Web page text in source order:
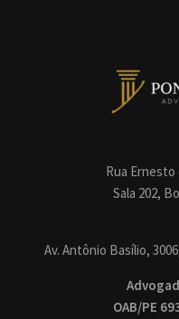
Rua Ernesto
Sala 202,
Av. Antônio Basílio,
OAB/PE